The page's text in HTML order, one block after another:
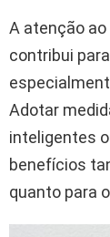
A atenção
contribui
Adotar
inteligentes
benefícios
quanto para